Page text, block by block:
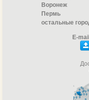
Воронеж
Пермь
остальные
E-mail